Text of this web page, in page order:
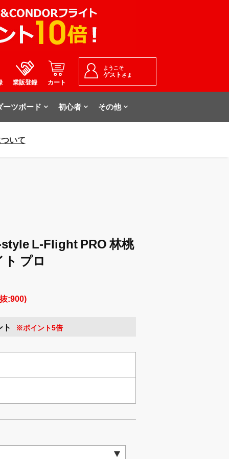
業販登録 カート
ようこそ
ゲスト さま
ーツボード 初心者 その他
いて
L-Flight PRO 林桃
プロ
:900)
※ポイント5倍